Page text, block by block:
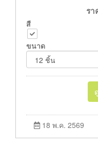
รา
สี
ขนาด
18 พ.ค. 2569